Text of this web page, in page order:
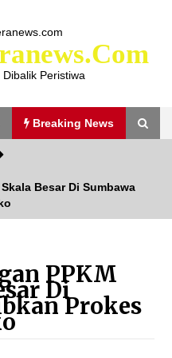
Peristiwa
Breaking News
Desa
Sepayung
Besar Di Sumbawa
PPKM
Di
Prokes